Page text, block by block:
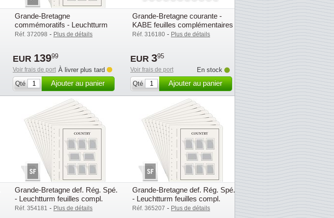
Grande-Bretagne
commémoratifs - Leuchtturm
feuilles compl. avec poch. (SF)
Réf. 372098 - Plus de détails
EUR 13999
Voir frais de port À livrer plus tard
Qté
Ajouter au panier
Grande-Bretagne courante -
KABE feuilles complémentaires
avec pochettes(OF) - 2004
Réf. 316180 - Plus de détails
EUR 395
Voir frais de port
En stock
Qté
Ajouter au panier
Grande-Bretagne def. Rég. Spé.
- Leuchtturm feuilles compl.
avec poch. (SF) - 2015
Réf. 354181 - Plus de détails
Grande-Bretagne def. Rég. Spé.
- Leuchtturm feuilles compl.
avec poch. (SF) - 2020
Réf. 365207 - Plus de détails